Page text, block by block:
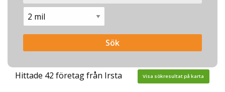
Hittade 42 företag från Irsta Visa sökresultat på karta